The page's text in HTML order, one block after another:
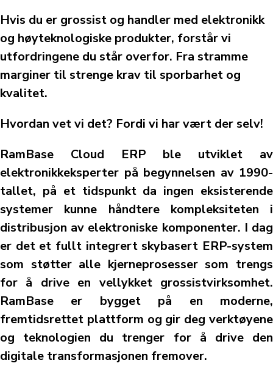
Hvis du er grossist og handler med elektronikk
og høyteknologiske produkter, forstår vi
utfordringene du står overfor. Fra stramme
marginer til strenge krav til sporbarhet og
kvalitet.
Hvordan vet vi det? Fordi vi har vært der selv!
RamBase Cloud ERP ble utviklet av
elektronikkeksperter på begynnelsen av 1990-
tallet, på et tidspunkt da ingen eksisterende
systemer kunne håndtere kompleksiteten i
distribusjon av elektroniske komponenter. I dag
er det et fullt integrert skybasert ERP-system
som støtter alle kjerneprosesser som trengs
for å drive en vellykket grossistvirksomhet.
RamBase er bygget på en moderne,
fremtidsrettet plattform og gir deg verktøyene
og teknologien du trenger for å drive den
digitale transformasjonen fremover.